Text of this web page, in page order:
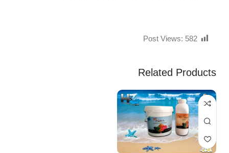
Post Views: 582
Related Products